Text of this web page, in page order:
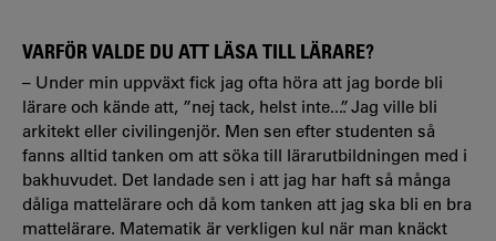
VARFÖR VALDE DU ATT LÄSA TILL LÄRARE?
– Under min uppväxt fick jag ofta höra att jag borde bli
lärare och kände att, ”nej tack, helst inte...”. Jag ville bli
arkitekt eller civilingenjör. Men sen efter studenten så
fanns alltid tanken om att söka till lärarutbildningen med i
bakhuvudet. Det landade sen i att jag har haft så många
dåliga mattelärare och då kom tanken att jag ska bli en bra
mattelärare. Matematik är verkligen kul när man knäckt